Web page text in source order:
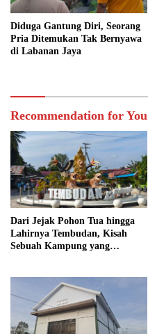
Diduga Gantung Diri, Seorang
Pria Ditemukan Tak Bernyawa
di Labanan Jaya
Recommendation for You
Dari Jejak Pohon Tua hingga
Lahirnya Tembudan, Kisah
Sebuah Kampung yang